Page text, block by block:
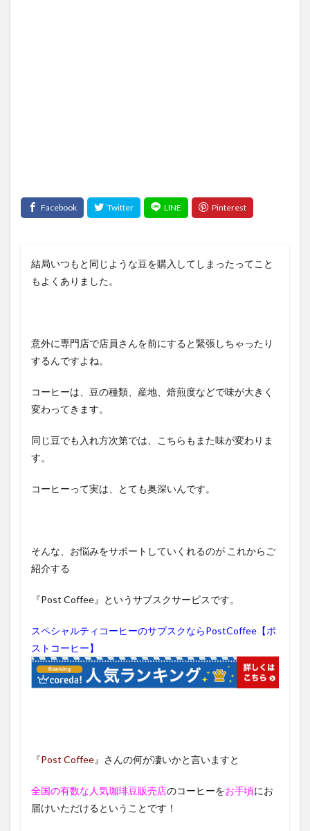
結局いつもと同じような豆を購入してしまったってこと
もよくありました。
意外に専門店で店員さんを前にすると緊張しちゃったり
するんですよね。
コーヒーは、豆の種類、産地、焙煎度などで味が大きく
変わってきます。
同じ豆でも入れ方次第では、こちらもまた味が変わりま
す。
コーヒーって実は、とても奥深いんです。
そんな、お悩みをサポートしていくれるのが これからご
紹介する
『Post Coffee』というサブスクサービスです。
スペシャルティコーヒーのサブスクならPostCoffee【ポ
ストコーヒー】
『Post Coffee』さんの何が凄いかと言いますと
全国の有数な人気珈琲豆販売店のコーヒーをお手頃にお
届けいただけるということです！